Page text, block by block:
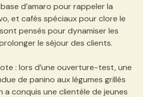
d’amaro pour rappeler la
et cafés spéciaux pour clore le
pensés pour dynamiser les
le séjour des clients.
: lors d’une ouverture-test, une
de panino aux légumes grillés
a conquis une clientèle de jeunes